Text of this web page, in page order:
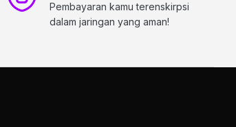
Pembayaran kamu terenskirpsi
dalam jaringan yang aman!